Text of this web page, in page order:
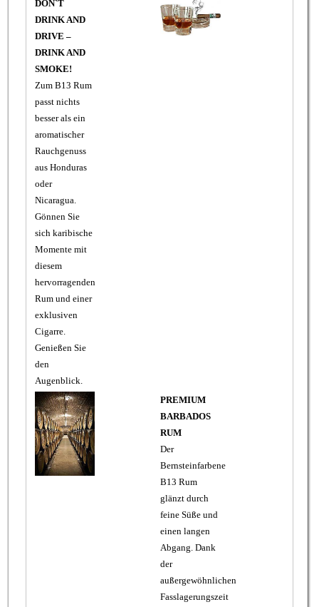
DON`T
DRINK AND
DRIVE –
DRINK AND
SMOKE!
Zum B13 Rum
passt nichts
besser als ein
aromatischer
Rauchgenuss
aus Honduras
oder
Nicaragua.
Gönnen Sie
sich karibische
Momente mit
diesem
hervorragenden
Rum und einer
exklusiven
Cigarre.
Genießen Sie
den
Augenblick.
PREMIUM
BARBADOS
RUM
Der
Bernsteinfarbene
B13 Rum
glänzt durch
feine Süße und
einen langen
Abgang. Dank
der
außergewöhnlichen
Fasslagerungszeit